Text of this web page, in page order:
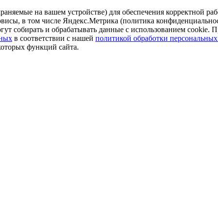
на вашем устройстве) для обеспечения корректной
в том числе Яндекс.Метрика (политика
собирать и обрабатывать данные с использованием cookie.
в соответствии с нашей политикой обработки
функций сайта.